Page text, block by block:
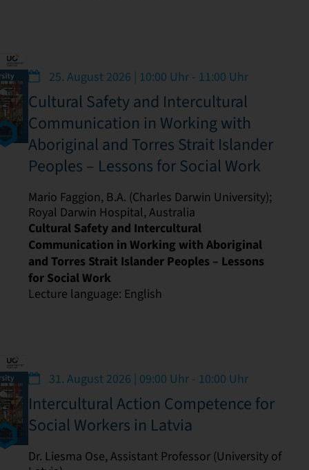
25. August 2026 | 10:00 Uhr - 11:00 Uhr
Cultural Safety and Intercultural
Communication in Working with
Aboriginal and Torres Strait Islander
Peoples – Lessons for Social Work
Mario Faggion, B.A. (Charles Darwin University);
Royal Darwin Hospital, Australia
Cultural Safety and Intercultural
Communication in Working with Aboriginal
and Torres Strait Islander Peoples – Lessons
for Social Work
Lecture language: English
31. August 2026 | 09:00 Uhr - 10:00 Uhr
Intercultural Action Competence for
Social Workers in Latvia
Dr. Liesma Ose, Assistant Professor (University of